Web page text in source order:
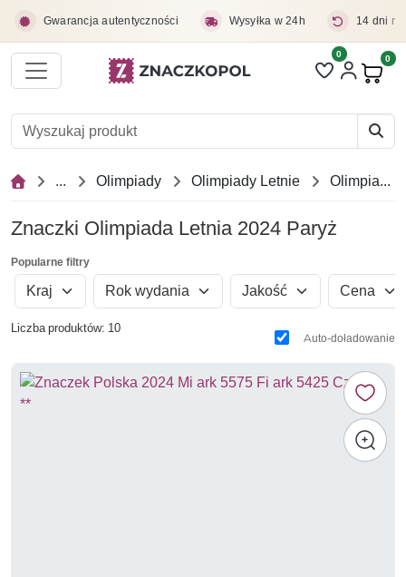
Gwarancja autentyczności Wysyłka w 24h 14 dni
Liczba pozycji
0 0
... Olimpiady Olimpiady Letnie Olimpiada Letnia 2024 Paryż
Znaczki Olimpiada Letnia 2024 Paryż
Popularne filtry
Kraj Rok wydania Jakość Cena
Liczba produktów: 10
Auto-doładowanie